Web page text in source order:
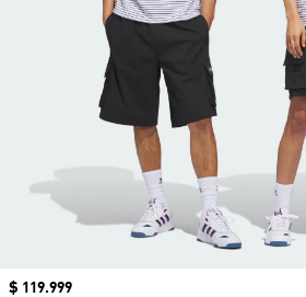
Precio
$ 119.999